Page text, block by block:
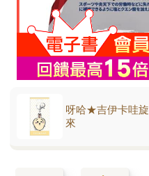
呀哈★吉伊卡哇
來